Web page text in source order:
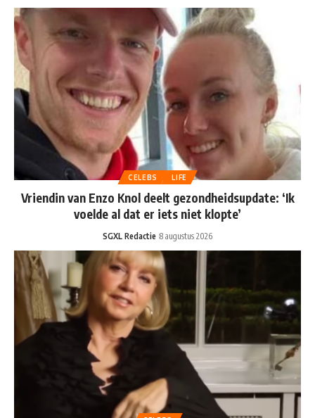
CELEBS LIFE
Vriendin van Enzo Knol deelt gezondheidsupdate: ‘Ik
voelde al dat er iets niet klopte’
SGXL Redactie 8 augustus 2026